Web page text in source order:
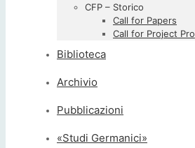
CFP – Storico
Call for Papers
Call for Project
Biblioteca
Archivio
Pubblicazioni
«Studi Germanici»